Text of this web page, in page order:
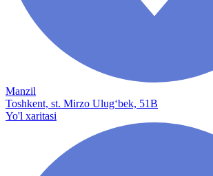
Manzil
Toshkent, st. Mirzo Ulug‘bek, 51B
Yo'l xaritasi